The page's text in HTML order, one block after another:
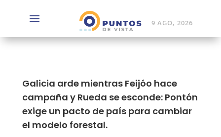
9 AGO, 2026
Galicia arde mientras Feijóo hace
campaña y Rueda se esconde: Pontón
exige un pacto de país para cambiar
el modelo forestal.